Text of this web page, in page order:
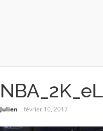
Julien février 10, 2017